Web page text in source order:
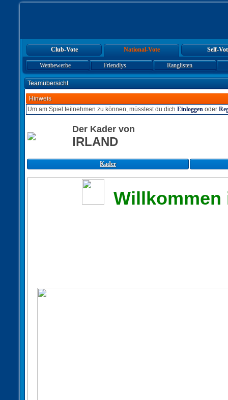
Club-Vote National-Vote Self-
Wettbewerbe Friendlys Ranglisten
Teamübersicht
Hinweis
Um am Spiel teilnehmen zu können, müsstest du dich Einloggen oder
Der Kader von
IRLAND
Kader
Willkommen